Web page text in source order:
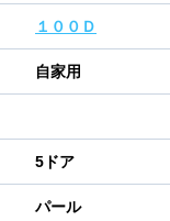
１００Ｄ
自家用
5 ドア
パール